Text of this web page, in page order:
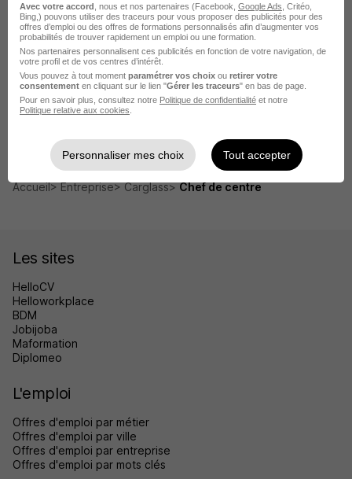
Responsable comptable Carglass
Voir toutes les offres par métier chez Carglass
L'emploi chez Carglass par Ville
Accueil Entreprise Carglass Chef de centre
Les sites
HelloCV
Helloworkplace
BDM
Jobijoba
Maformation
Diplomeo
L'emploi
Offres d'emploi par métier
Offres d'emploi par ville
Offres d'emploi par entreprise
Offres d'emploi par mots clés
Avec votre accord , nous et nos partenaires (Facebook, Google Ads , Critéo,
Bing,) pouvons utiliser des traceurs pour vous proposer des publicités pour des
offres d’emploi ou des offres de formations personnalisés afin d’augmenter vos
probabilités de trouver rapidement un emploi ou une formation.
Nos partenaires personnalisent ces publicités en fonction de votre navigation, de
votre profil et de vos centres d’intérêt.
Vous pouvez à tout moment paramétrer vos choix ou retirer votre
consentement en cliquant sur le lien "Gérer les traceurs" en bas de page.
Pour en savoir plus, consultez notre Politique de confidentialité et notre
Politique relative aux cookies
Personnaliser mes choix Tout accepter